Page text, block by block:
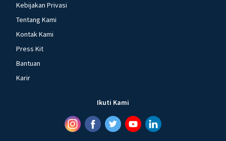
Kebijakan Privasi
Tentang Kami
Kontak Kami
Press Kit
Bantuan
Karir
Ikuti Kami